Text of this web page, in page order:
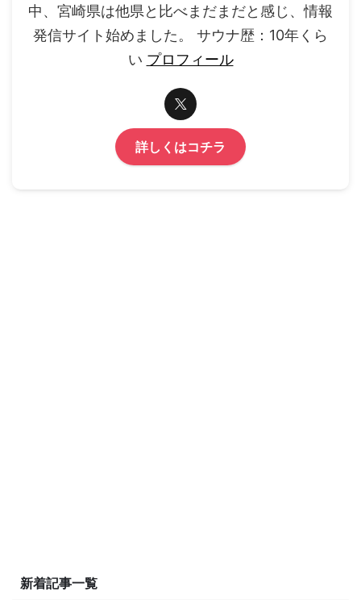
中、宮崎県は他県と比べまだまだと感じ、情報
発信サイト始めました。 サウナ歴：10年くら
い プロフィール
詳しくはコチラ
新着記事一覧